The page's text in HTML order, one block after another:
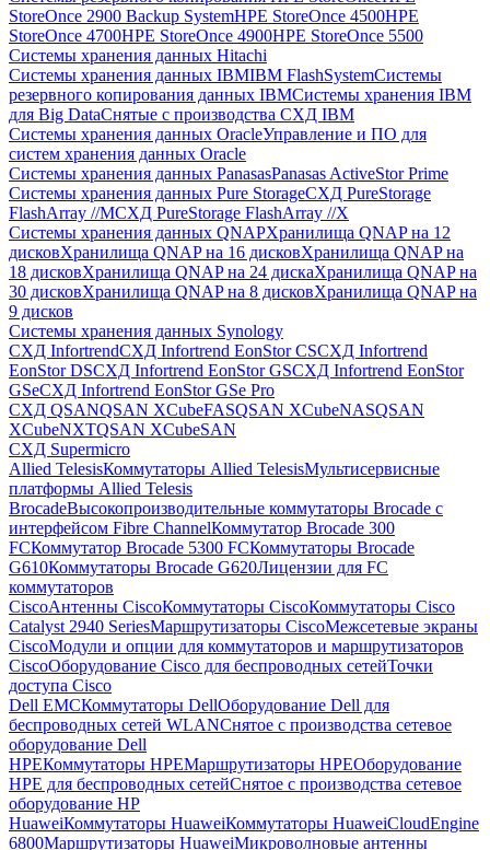
StoreOnce 2900 Backup SystemHPE StoreOnce 4500HPE
StoreOnce 4700HPE StoreOnce 4900HPE StoreOnce 5500
Системы хранения данных Hitachi
Системы хранения данных IBMIBM FlashSystemСистемы
резервного копирования данных IBMСистемы хранения IBM
для Big DataСнятые с производства СХД IBM
Системы хранения данных OracleУправление и ПО для
систем хранения данных Oracle
Системы хранения данных PanasasPanasas ActiveStor Prime
Системы хранения данных Pure StorageСХД PureStorage
FlashArray //MСХД PureStorage FlashArray //X
Системы хранения данных QNAPХранилища QNAP на 12
дисковХранилища QNAP на 16 дисковХранилища QNAP на
18 дисковХранилища QNAP на 24 дискаХранилища QNAP на
30 дисковХранилища QNAP на 8 дисковХранилища QNAP на
9 дисков
Системы хранения данных Synology
СХД InfortrendСХД Infortrend EonStor CSСХД Infortrend
EonStor DSСХД Infortrend EonStor GSСХД Infortrend EonStor
GSeСХД Infortrend EonStor GSe Pro
СХД QSANQSAN XCubeFASQSAN XCubeNASQSAN
XCubeNXTQSAN XCubeSAN
СХД Supermicro
Allied TelesisКоммутаторы Allied TelesisМультисервисные
платформы Allied Telesis
BrocadeВысокопроизводительные коммутаторы Brocade с
интерфейсом Fibre ChannelКоммутатор Brocade 300
FCКоммутатор Brocade 5300 FCКоммутаторы Brocade
G610Коммутаторы Brocade G620Лицензии для FC
коммутаторов
CiscoАнтенны CiscoКоммутаторы CiscoКоммутаторы Cisco
Catalyst 2940 SeriesМаршрутизаторы CiscoМежсетевые экраны
CiscoМодули и опции для коммутаторов и маршрутизаторов
CiscoОборудование Cisco для беспроводных сетейТочки
доступа Cisco
Dell EMCКоммутаторы DellОборудование Dell для
беспроводных сетей WLANСнятое с производства сетевое
оборудование Dell
HPEКоммутаторы HPEМаршрутизаторы HPEОборудование
HPE для беспроводных сетейСнятое с производства сетевое
оборудование HP
HuaweiКоммутаторы HuaweiКоммутаторы HuaweiCloudEngine
6800Маршрутизаторы HuaweiМикроволновые антенны